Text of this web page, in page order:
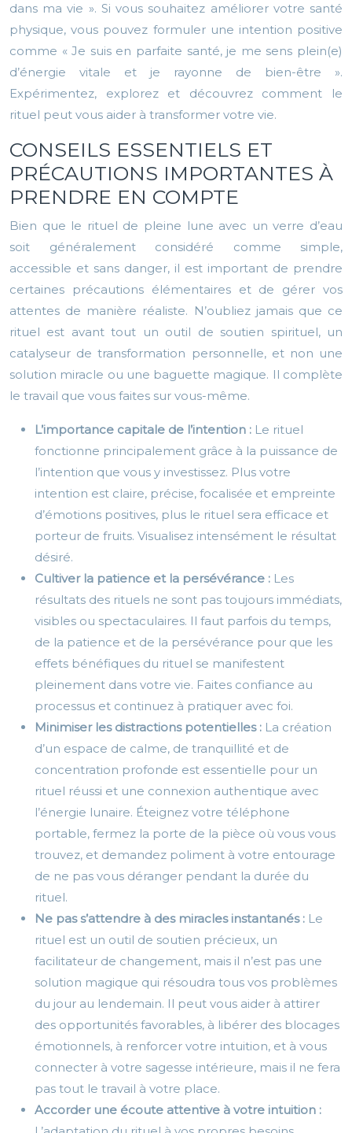
dans ma vie ». Si vous souhaitez améliorer votre santé
physique, vous pouvez formuler une intention positive
comme « Je suis en parfaite santé, je me sens plein(e)
d’énergie vitale et je rayonne de bien-être ».
Expérimentez, explorez et découvrez comment le
rituel peut vous aider à transformer votre vie.
CONSEILS ESSENTIELS ET
PRÉCAUTIONS IMPORTANTES À
PRENDRE EN COMPTE
Bien que le rituel de pleine lune avec un verre d’eau
soit généralement considéré comme simple,
accessible et sans danger, il est important de prendre
certaines précautions élémentaires et de gérer vos
attentes de manière réaliste. N’oubliez jamais que ce
rituel est avant tout un outil de soutien spirituel, un
catalyseur de transformation personnelle, et non une
solution miracle ou une baguette magique. Il complète
le travail que vous faites sur vous-même.
L’importance capitale de l’intention : Le rituel
fonctionne principalement grâce à la puissance de
l’intention que vous y investissez. Plus votre
intention est claire, précise, focalisée et empreinte
d’émotions positives, plus le rituel sera efficace et
porteur de fruits. Visualisez intensément le résultat
désiré.
Cultiver la patience et la persévérance : Les
résultats des rituels ne sont pas toujours immédiats,
visibles ou spectaculaires. Il faut parfois du temps,
de la patience et de la persévérance pour que les
effets bénéfiques du rituel se manifestent
pleinement dans votre vie. Faites confiance au
processus et continuez à pratiquer avec foi.
Minimiser les distractions potentielles : La création
d’un espace de calme, de tranquillité et de
concentration profonde est essentielle pour un
rituel réussi et une connexion authentique avec
l’énergie lunaire. Éteignez votre téléphone
portable, fermez la porte de la pièce où vous vous
trouvez, et demandez poliment à votre entourage
de ne pas vous déranger pendant la durée du
rituel.
Ne pas s’attendre à des miracles instantanés : Le
rituel est un outil de soutien précieux, un
facilitateur de changement, mais il n’est pas une
solution magique qui résoudra tous vos problèmes
du jour au lendemain. Il peut vous aider à attirer
des opportunités favorables, à libérer des blocages
émotionnels, à renforcer votre intuition, et à vous
connecter à votre sagesse intérieure, mais il ne fera
pas tout le travail à votre place.
Accorder une écoute attentive à votre intuition :